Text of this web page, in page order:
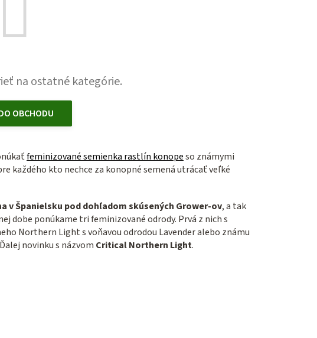
na ostatné kategórie.
OBCHODU
feminizované semienka rastlín konopeso známymi
každého kto nechce za konopné semená utrácať veľké
v Španielsku pod dohľadom skúsených Grower-ov, a tak
dobe ponúkame tri feminizované odrody. Prvá z nich s
Northern Light s voňavou odrodou Lavender alebo známu
novinku s názvom Critical Northern Light.